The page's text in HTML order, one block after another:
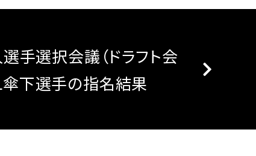
手選択会議（ドラフト会
傘下選手の指名結果